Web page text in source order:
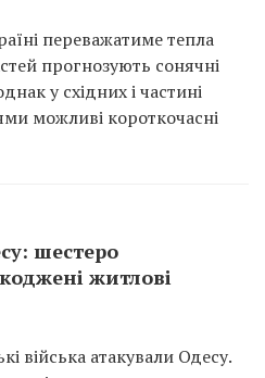
переважатиме тепла
прогнозують сонячні
у східних і частині
можливі короткочасні
шестеро
житлові
війська атакували Одесу.